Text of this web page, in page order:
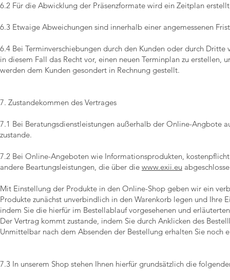
6.2 Für die Abwicklung der Präsenzformate wird ein Zeitplan
6.3 Etwaige Abweichungen sind innerhalb einer angemessenen
6.4 Bei Terminverschiebungen durch den Kunden oder durch
in diesem Fall das Recht vor, einen neuen Terminplan zu erstellen,
werden dem Kunden gesondert in Rechnung gestellt.
7. Zustandekommen des Vertrages
7.1 Bei Beratungsdienstleistungen außerhalb der Online-Angbote
zustande.
7.2 Bei Online-Angeboten wie Informationsprodukten,
andere Beartungsleistungen, die über die www.exii.eu
Mit Einstellung der Produkte in den Online-Shop geben wir ein
Produkte zunächst unverbindlich in den Warenkorb legen und
indem Sie die hierfür im Bestellablauf vorgesehenen und
Der Vertrag kommt zustande, indem Sie durch Anklicken des
Unmittelbar nach dem Absenden der Bestellung erhalten Sie noch
7.3 In unserem Shop stehen Ihnen hierfür grundsätzlich die